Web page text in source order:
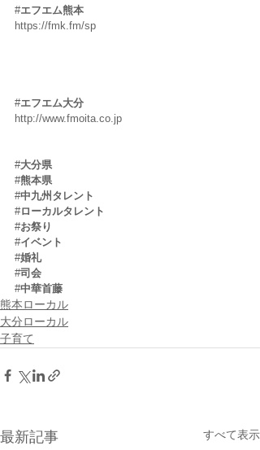
#エフエム熊本
https://fmk.fm/sp
#エフエム大分
http://www.fmoita.co.jp
#大分県
#熊本県
#中九州タレント
#ローカルタレント
#お祭り
#イベント
#婚礼
#司会
#中華首藤
熊本ローカル
大分ローカル
子育て
最新記事 すべて表示